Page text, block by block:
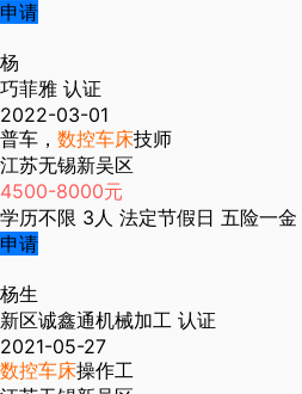
申请
杨
巧菲雅 认证
2022-03-01
普车， 数控车床技师
江苏无锡新吴区
4500-8000元
学历不限 3人 法定节假日 五险一金
申请
杨生
新区诚鑫通机械加工 认证
2021-05-27
数控车床操作工